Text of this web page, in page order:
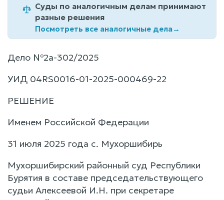
Суды по аналогичным делам принимают
разные решения
Посмотреть все аналогичные дела→
Дело №2а-302/2025
УИД 04RS0016-01-2025-000469-22
РЕШЕНИЕ
Именем Российской Федерации
31 июля 2025 года с. Мухоршибирь
Мухоршибирский районный суд Республики
Бурятия в составе председательствующего
судьи Алексеевой И.Н. при секретаре